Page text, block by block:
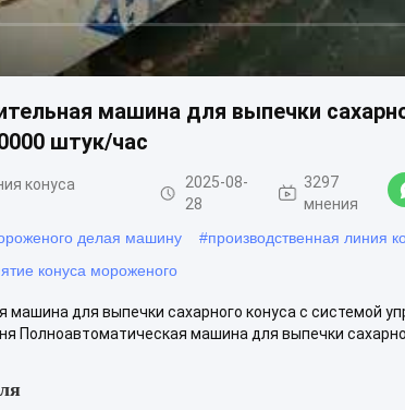
машина для выпечки
штук/час
конуса
2025-08-
28
3297
мнения
делая машину #производственная линия
конуса мороженого
машина для выпечки сахарного конуса с системой
Полноавтоматическая машина для выпечки